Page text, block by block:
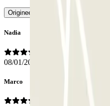
Origineel bekijken
Nadia
08/01/2026
Marco